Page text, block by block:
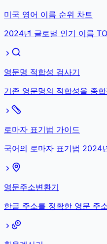
미국 영어 이름 순위 차트
2024년 글로벌 인기 이름
영문명 적합성 검사기
기존 영문명의 적합성을 종
로마자 표기법 가이드
국어의 로마자 표기법 2024
영문주소변환기
한글 주소를 정확한 영문 주